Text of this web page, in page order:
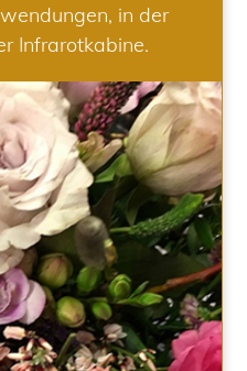
in der
Infrarotkabine.